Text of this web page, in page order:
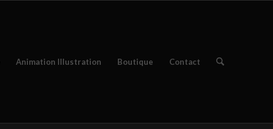
Animation Illustration Boutique Contact